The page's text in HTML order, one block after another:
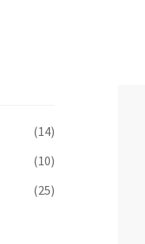
(14)
(10)
(25)